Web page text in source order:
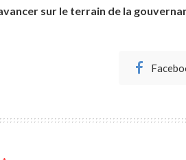
sur le terrain de la